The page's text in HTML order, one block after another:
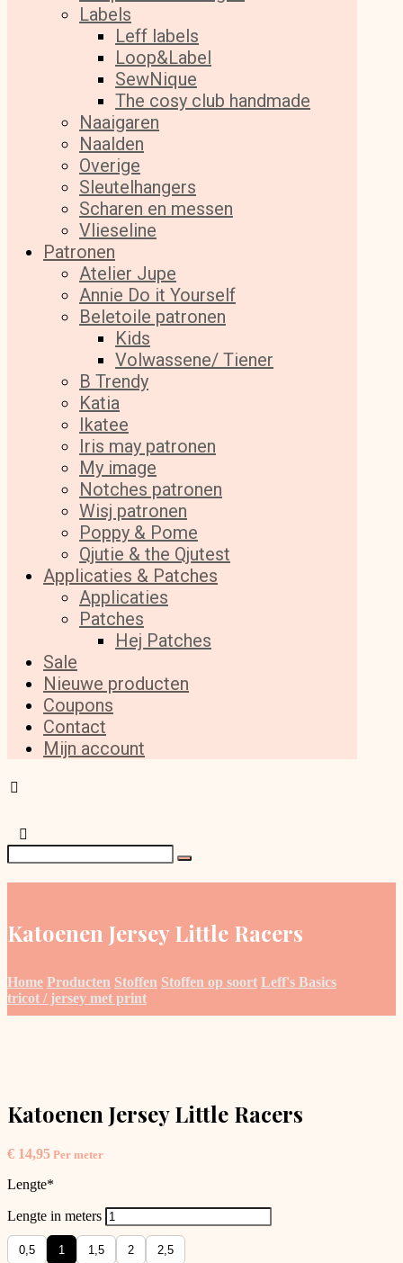
Labels
Leff labels
Loop&Label
SewNique
The cosy club handmade
Naaigaren
Naalden
Overige
Sleutelhangers
Scharen en messen
Vlieseline
Patronen
Atelier Jupe
Annie Do it Yourself
Beletoile patronen
Kids
Volwassene/ Tiener
B Trendy
Katia
Ikatee
Iris may patronen
My image
Notches patronen
Wisj patronen
Poppy & Pome
Qjutie & the Qjutest
Applicaties & Patches
Applicaties
Patches
Hej Patches
Sale
Nieuwe producten
Coupons
Contact
Mijn account
Katoenen Jersey Little Racers
Home Producten Stoffen Stoffen op soort Leff's Basics
tricot / jersey met print
Katoenen Jersey Little Racers
€ 14,95 Per meter
Lengte*
Lengte in meters
0,5 1 1,5 2 2,5